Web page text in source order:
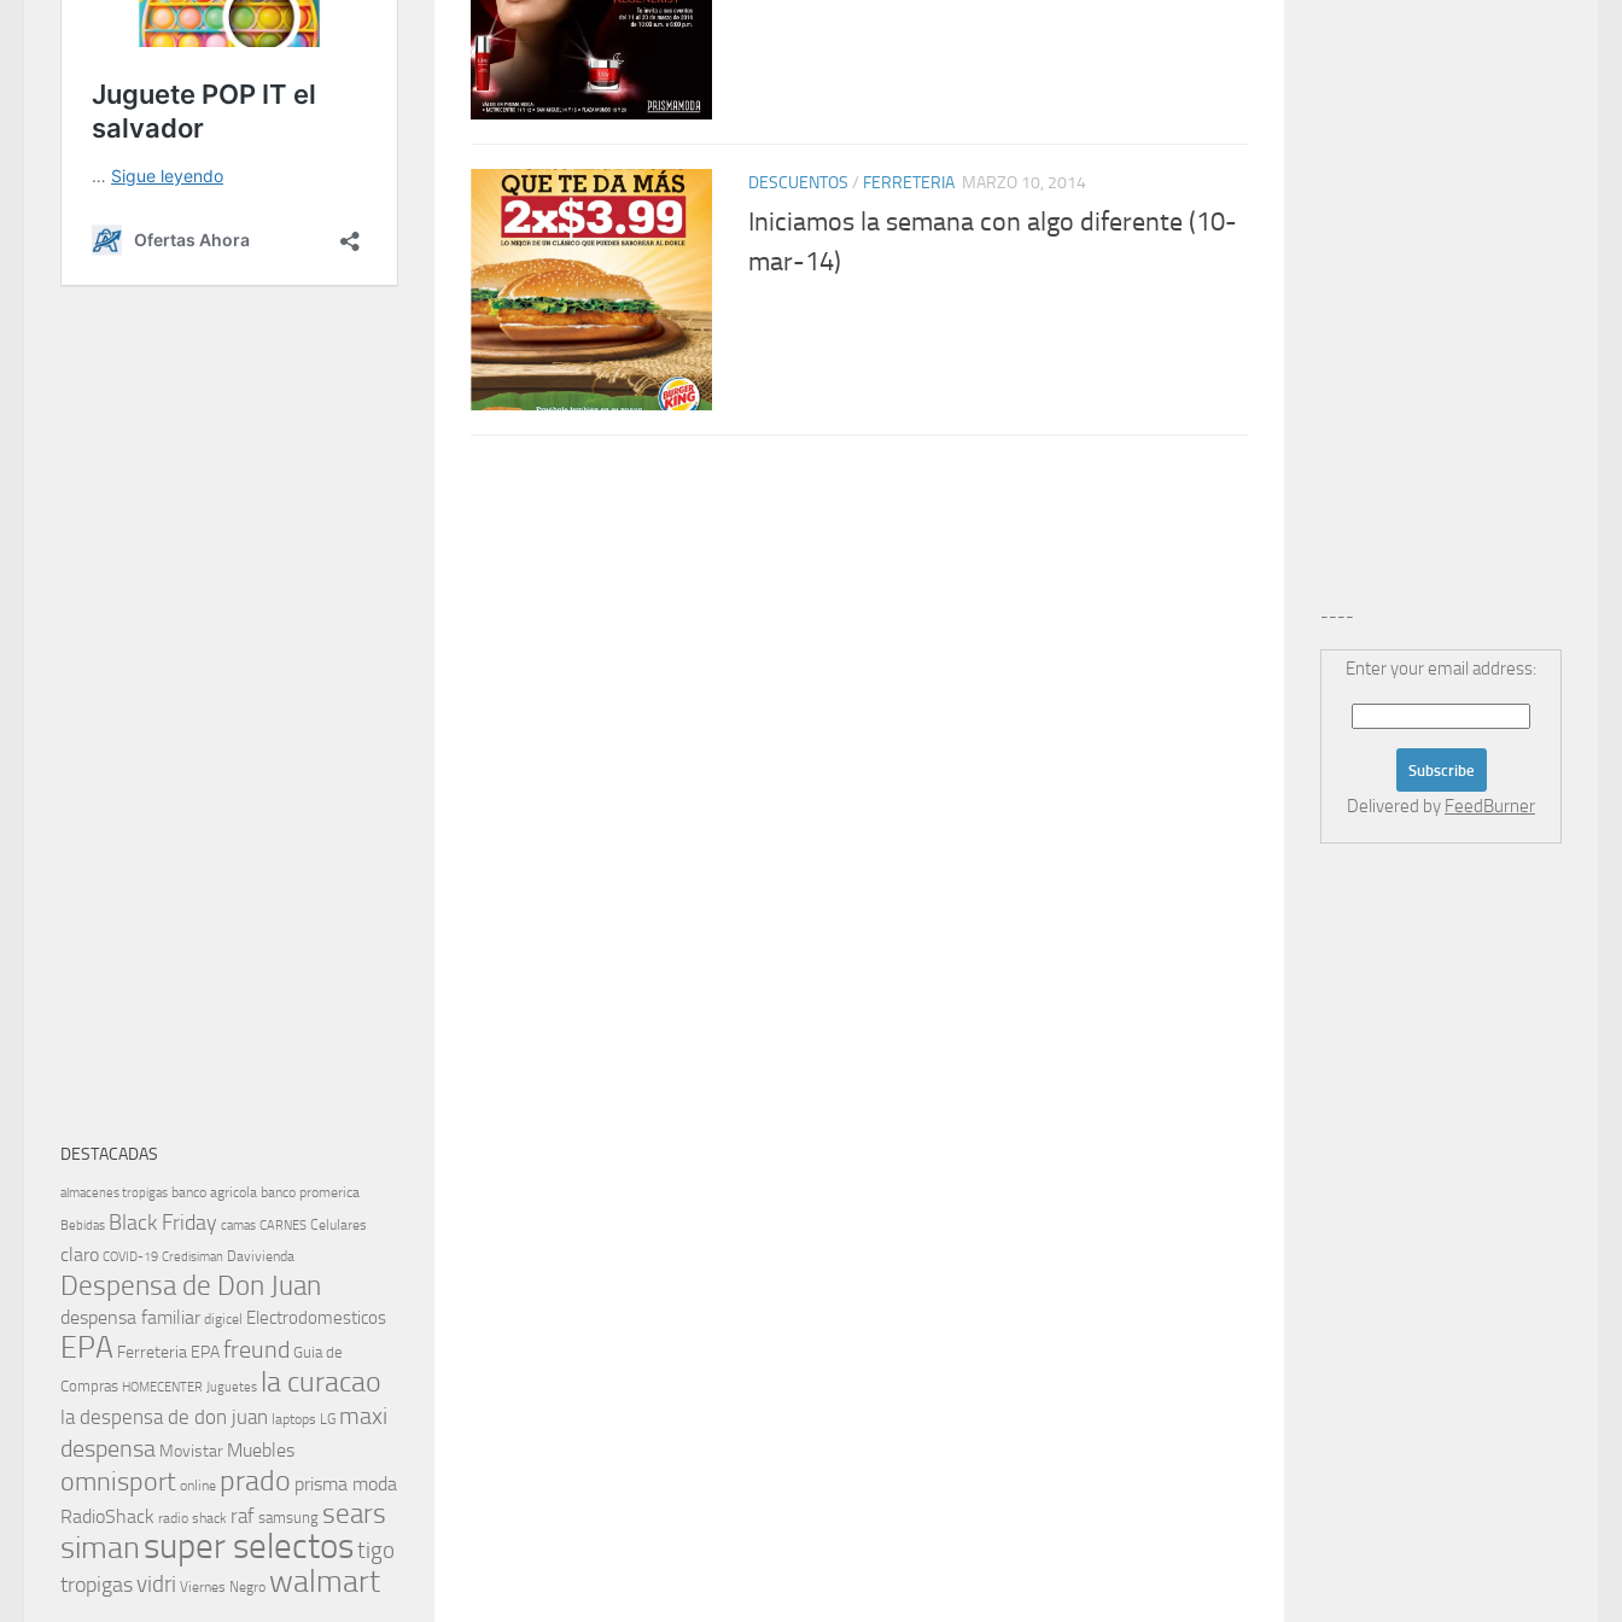
DESCUENTOS / FERRETERIA MARZO 10, 2014
Iniciamos la semana con algo diferente (10-
mar-14)
DESTACADAS
almacenes tropigas banco agricola banco promerica
Bebidas Black Friday camas CARNES Celulares
claro COVID-19 Credisiman Davivienda
Despensa de Don Juan
despensa familiar digicel Electrodomesticos
EPA Ferreteria EPAfreund Guia de
Compras HOMECENTER Juguetes la curacao
la despensa de don juan laptops LG maxi
despensa Movistar Muebles
omnisport online prado prisma moda
RadioShack radio shack raf samsung sears
simansuper selectostigo
tropigasvidri Viernes Negro walmart
----
Enter your email address:
Delivered by FeedBurner